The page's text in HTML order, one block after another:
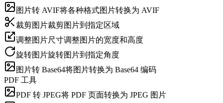
图片转 AVIF将各种格式图片转换为 AVIF
裁剪图片裁剪图片到指定区域
调整图片尺寸调整图片的宽度和高度
旋转图片旋转图片到指定角度
图片转 Base64将图片转换为 Base64 编码
PDF 工具
PDF 转 JPEG将 PDF 页面转换为 JPEG 图片